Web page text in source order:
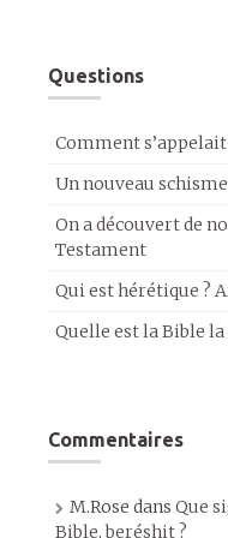
Questions
Comment
Un nouveau
On a découvert de
Testament
Qui est hérétique ?
Quelle est la Bible
Commentaires
M.Rose dans Que
Bible, beréshit ?